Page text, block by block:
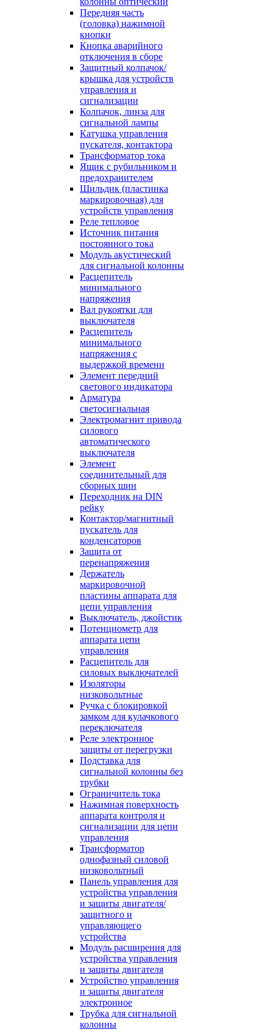
Передняя часть
(головка) нажимной
кнопки
Кнопка аварийного
отключения в сборе
Защитный колпачок/
крышка для устройств
управления и
сигнализации
Колпачок, линза для
сигнальной лампы
Катушка управления
пускателя, контактора
Трансформатор тока
Ящик с рубильником и
предохранителем
Шильдик (пластинка
маркировочная) для
устройств управления
Реле тепловое
Источник питания
постоянного тока
Модуль акустический
для сигнальной колонны
Расцепитель
минимального
напряжения
Вал рукоятки для
выключателя
Расцепитель
минимального
напряжения с
выдержкой времени
Элемент передний
светового индикатора
Арматура
светосигнальная
Электромагнит привода
силового
автоматического
выключателя
Элемент
соединительный для
сборных шин
Переходник на DIN
рейку
Контактор/магнитный
пускатель для
конденсаторов
Защита от
перенапряжения
Держатель
маркировочной
пластины аппарата для
цепи управления
Выключатель, джойстик
Потенциометр для
аппарата цепи
управления
Расцепитель для
силовых выключателей
Изоляторы
низковольтные
Ручка с блокировкой
замком для кулачкового
переключателя
Реле электронное
защиты от перегрузки
Подставка для
сигнальной колонны без
трубки
Ограничитель тока
Нажимная поверхность
аппарата контроля и
сигнализации для цепи
управления
Трансформатор
однофазный силовой
низковольтный
Панель управления для
устройства управления
и защиты двигателя/
защитного и
управляющего
устройства
Модуль расширения для
устройства управления
и защиты двигателя
Устройство управления
и защиты двигателя
электронное
Трубка для сигнальной
колонны